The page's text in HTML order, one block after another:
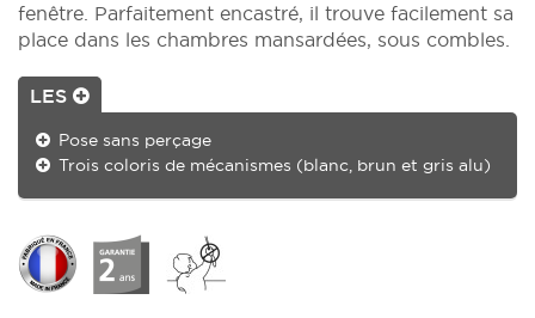
fenêtre. Parfaitement encastré, il trouve facilement sa
place dans les chambres mansardées, sous combles.
LES
Pose sans perçage
Trois coloris de mécanismes (blanc, brun et gris alu)